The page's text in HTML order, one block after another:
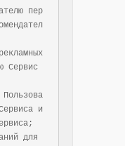
пер
Сервис
и
для